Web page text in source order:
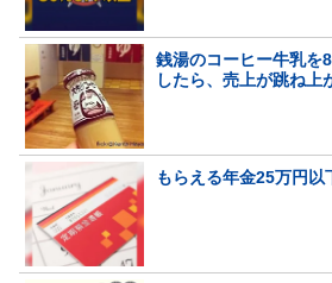
銭湯のコーヒー牛乳を
したら、売上が跳ね上
もらえる年金25万円